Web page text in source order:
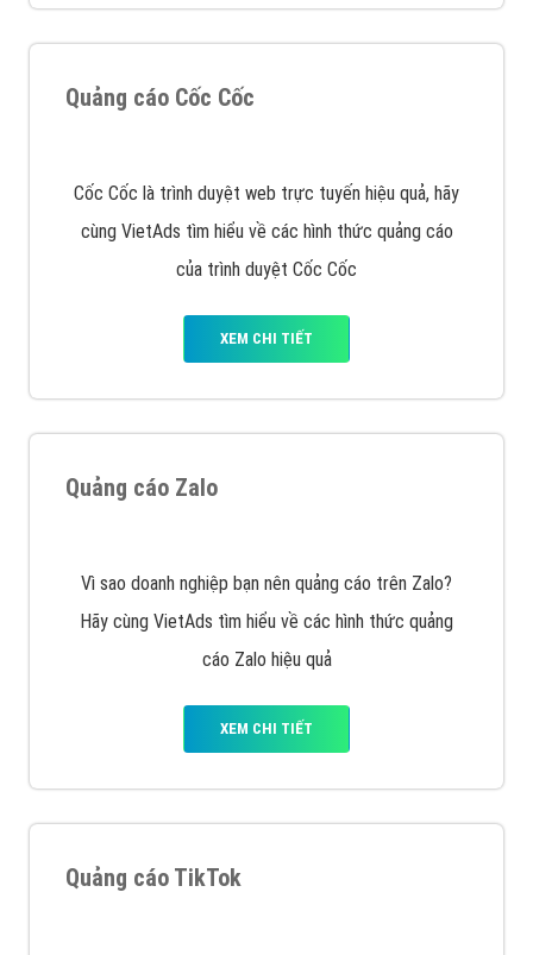
Quảng cáo Cốc Cốc
Cốc Cốc là trình duyệt web trực tuyến hiệu quả, hãy
cùng VietAds tìm hiểu về các hình thức quảng cáo
của trình duyệt Cốc Cốc
XEM CHI TIẾT
Quảng cáo Zalo
Vì sao doanh nghiệp bạn nên quảng cáo trên Zalo?
Hãy cùng VietAds tìm hiểu về các hình thức quảng
cáo Zalo hiệu quả
XEM CHI TIẾT
Quảng cáo TikTok